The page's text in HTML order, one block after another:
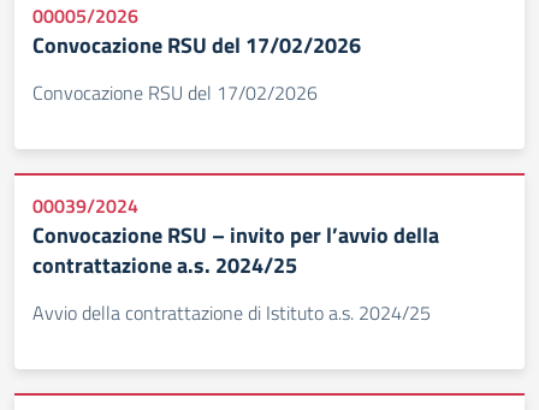
00005/2026
Convocazione RSU del 17/02/2026
Convocazione RSU del 17/02/2026
00039/2024
Convocazione RSU – invito per l’avvio della
contrattazione a.s. 2024/25
Avvio della contrattazione di Istituto a.s. 2024/25